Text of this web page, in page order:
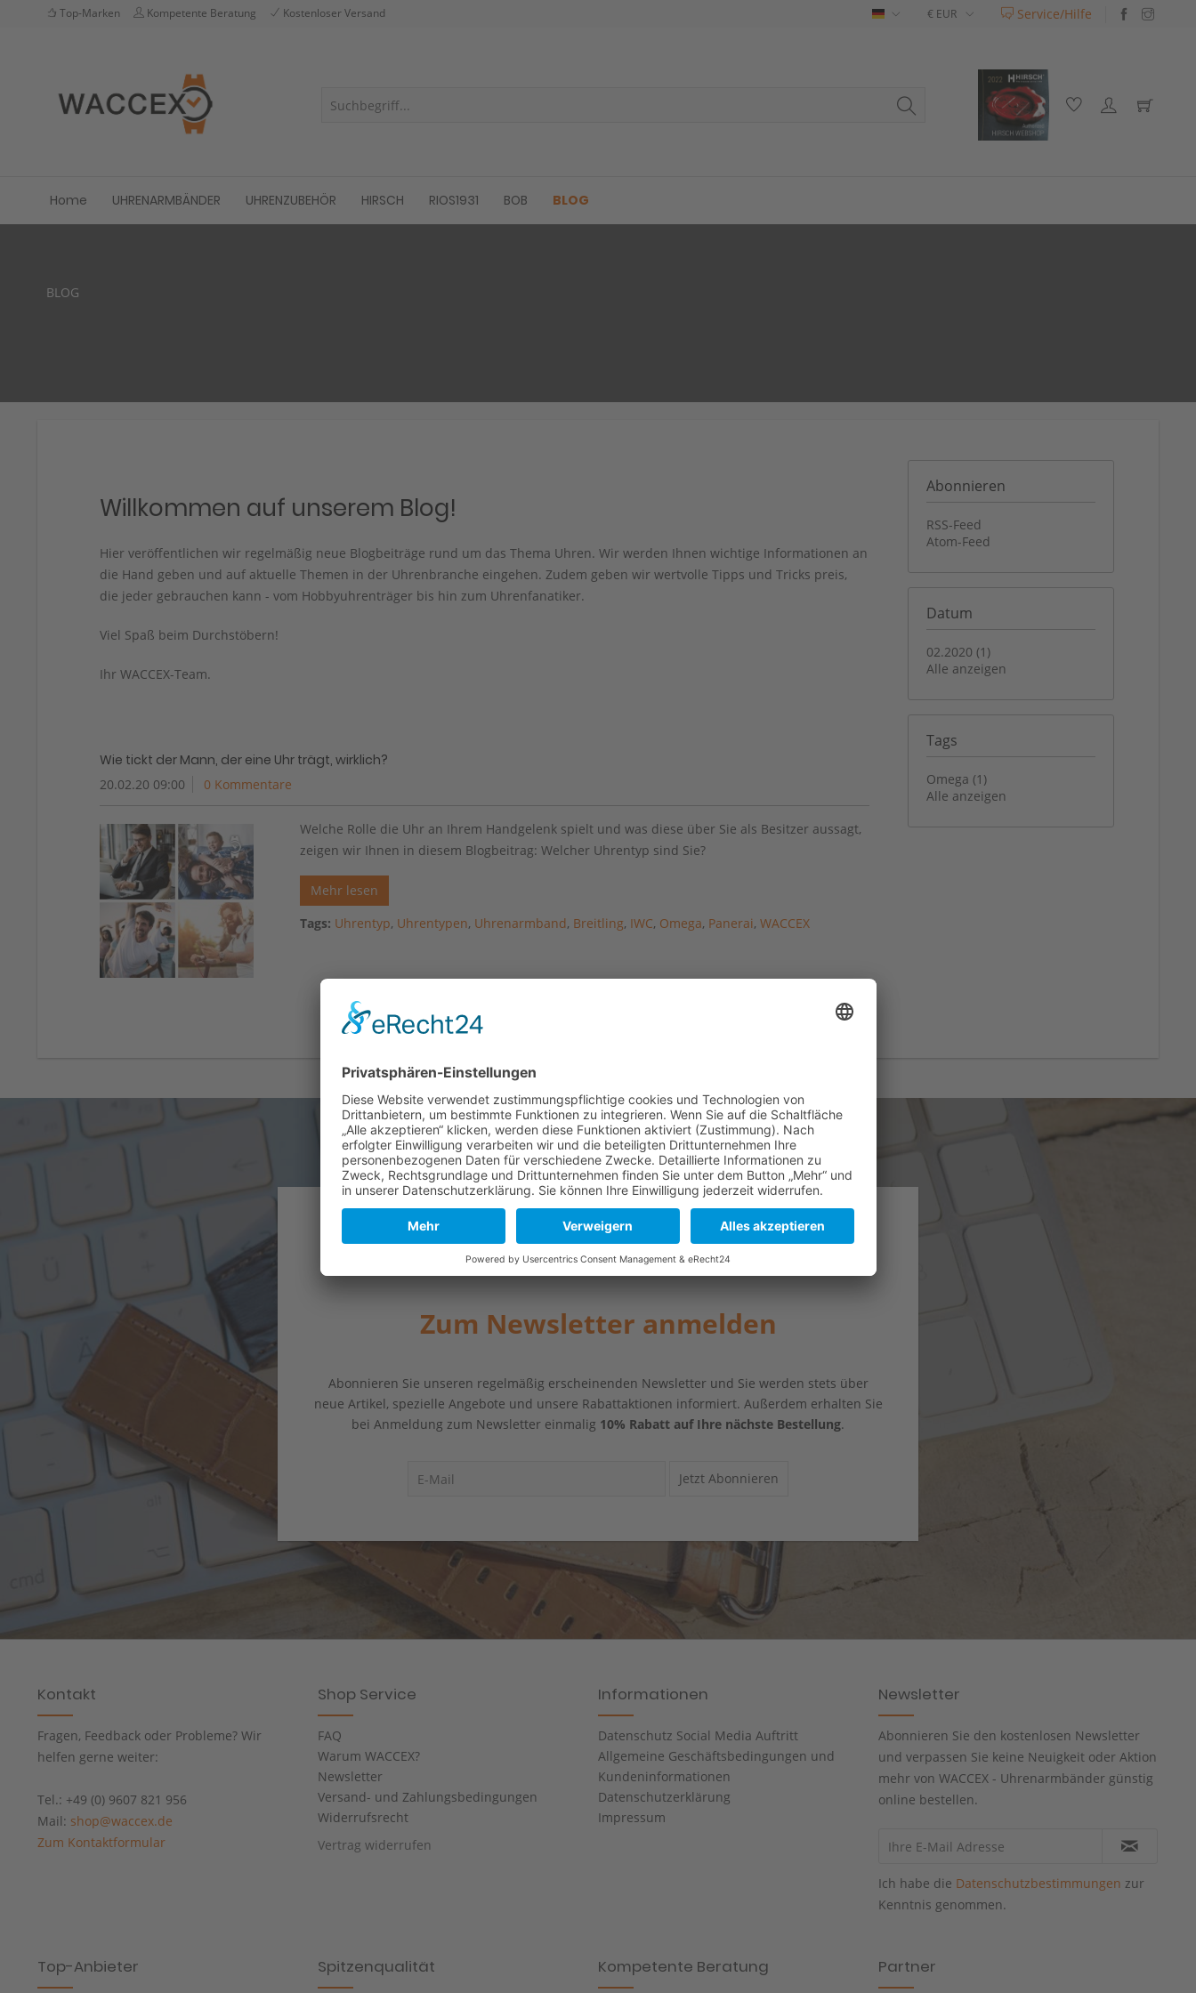
Top-Marken Kompetente Beratung Kostenloser Versand Deutsch Service/Hilfe
Home UHRENARMBÄNDER UHRENZUBEHÖR HIRSCH RIOS1931 BOB BLOG
BLOG
Abonnieren
RSS-Feed
Atom-Feed
Datum
02.2020 (1)
Alle anzeigen
Tags
Omega (1)
Alle anzeigen
Willkommen auf unserem Blog!
Hier veröffentlichen wir regelmäßig neue Blogbeiträge rund um das Thema Uhren. Wir werden Ihnen wichtige Informationen an
die Hand geben und auf aktuelle Themen in der Uhrenbranche eingehen. Zudem geben wir wertvolle Tipps und Tricks preis,
die jeder gebrauchen kann - vom Hobbyuhrenträger bis hin zum Uhrenfanatiker.
Viel Spaß beim Durchstöbern!
Ihr WACCEX-Team.
Wie tickt der Mann, der eine Uhr trägt, wirklich?
20.02.20 09:00 0 Kommentare
Welche Rolle die Uhr an Ihrem Handgelenk spielt und was diese über Sie als Besitzer aussagt,
zeigen wir Ihnen in diesem Blogbeitrag: Welcher Uhrentyp sind Sie?
Mehr lesen
Tags: Uhrentyp, Uhrentypen, Uhrenarmband, Breitling, IWC, Omega, Panerai, WACCEX
Zum Newsletter anmelden
Abonnieren Sie unseren regelmäßig erscheinenden Newsletter und Sie werden stets über
neue Artikel, spezielle Angebote und unsere Rabattaktionen informiert. Außerdem erhalten Sie
bei Anmeldung zum Newsletter einmalig 10% Rabatt auf Ihre nächste Bestellung.
Jetzt Abonnieren
Kontakt
Fragen, Feedback oder Probleme? Wir
helfen gerne weiter:
Tel.: +49 (0) 9607 821 956
Mail: shop@waccex.de
Zum Kontaktformular
Shop Service
FAQ
Warum WACCEX?
Newsletter
Versand- und Zahlungsbedingungen
Widerrufsrecht
Vertrag widerrufen
Informationen
Datenschutz Social Media Auftritt
Allgemeine Geschäftsbedingungen und
Kundeninformationen
Datenschutzerklärung
Impressum
Newsletter
Abonnieren Sie den kostenlosen Newsletter
und verpassen Sie keine Neuigkeit oder Aktion
mehr von WACCEX - Uhrenarmbänder günstig
online bestellen.
Ich habe die Datenschutzbestimmungen zur
Kenntnis genommen.
Top-Anbieter Spitzenqualität Kompetente Beratung Partner